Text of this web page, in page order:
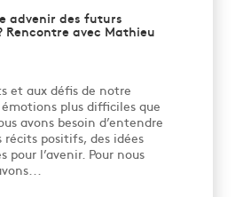
advenir des futurs
Rencontre avec Mathieu
et aux défis de notre
plus difficiles que
avons besoin d’entendre
récits positifs, des idées
pour l’avenir. Pour nous